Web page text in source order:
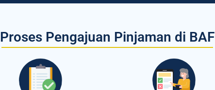
Proses Pengajuan Pinjaman di BAF